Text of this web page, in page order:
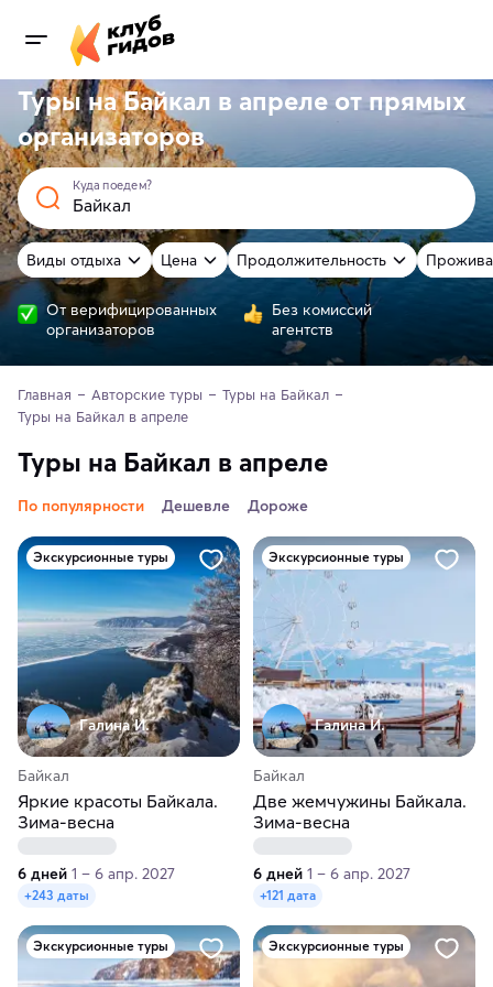
Туры на Байкал в апреле отпрямых
организаторов
Куда поедем?
Виды отдыха Цена Продолжительность
От верифицированных
организаторов
Без комиссий
агентств
Главная Авторские туры
Туры на Байкал
Туры на Байкал в апреле
Туры на Байкал в апреле
По популярности Дешевле Дороже
Экскурсионные туры
Галина И.
Байкал
Яркие красоты Байкала.
Зима-весна
6 дней 1 – 6 апр. 2027
+243 даты
Экскурсионные туры
Галина И.
Байкал
Две жемчужины Байкала.
Зима-весна
6 дней 1 – 6 апр. 2027
+121 дата
Экскурсионные туры Экскурсионные туры